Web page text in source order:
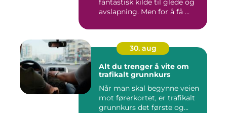
fantastisk kilde til glede og
avslapning. Men for å få ...
30. aug
Alt du trenger å vite om
trafikalt grunnkurs
Når man skal begynne veien
mot førerkortet, er trafikalt
grunnkurs det første og...